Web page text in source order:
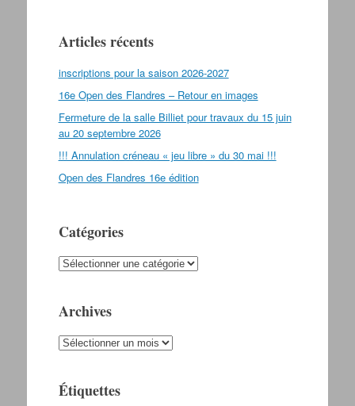
Articles récents
inscriptions pour la saison 2026-2027
16e Open des Flandres – Retour en images
Fermeture de la salle Billiet pour travaux du 15 juin
au 20 septembre 2026
!!! Annulation créneau « jeu libre » du 30 mai !!!
Open des Flandres 16e édition
Catégories
Catégories
Archives
Archives
Étiquettes